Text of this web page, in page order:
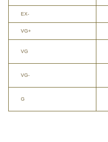
EX-
VG+
VG
VG-
G